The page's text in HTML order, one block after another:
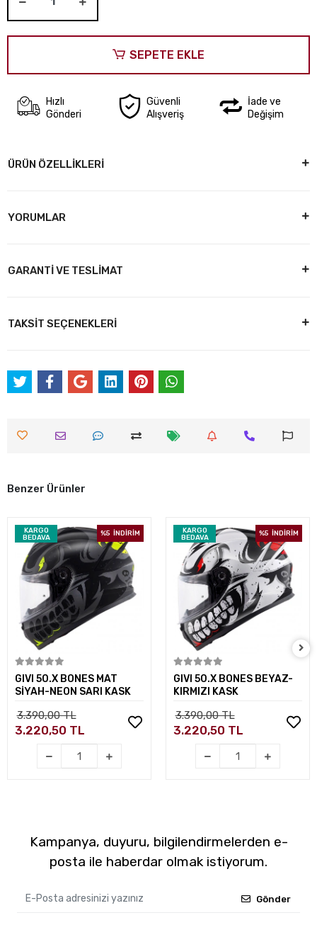
SEPETE EKLE
Hızlı
Gönderi
Güvenli
Alışveriş
İade ve
Değişim
ÜRÜN ÖZELLİKLERİ
YORUMLAR
GARANTİ VE TESLİMAT
TAKSİT SEÇENEKLERİ
Benzer Ürünler
KARGO
BEDAVA
%5 İNDİRİM
Sepete Ekle
GIVI 50.X BONES MAT
SİYAH-NEON SARI KASK
3.390,00 TL
3.220,50 TL
KARGO
BEDAVA
%5 İNDİRİM
Sepete Ekle
GIVI 50.X BONES BEYAZ-
KIRMIZI KASK
3.390,00 TL
3.220,50 TL
Kampanya, duyuru, bilgilendirmelerden e-
posta ile haberdar olmak istiyorum.
Gönder